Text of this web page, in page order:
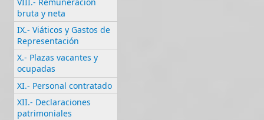
bruta y neta
IX.- Viáticos y Gastos de
Representación
X.- Plazas vacantes y
ocupadas
XI.- Personal contratado
XII.- Declaraciones
patrimoniales